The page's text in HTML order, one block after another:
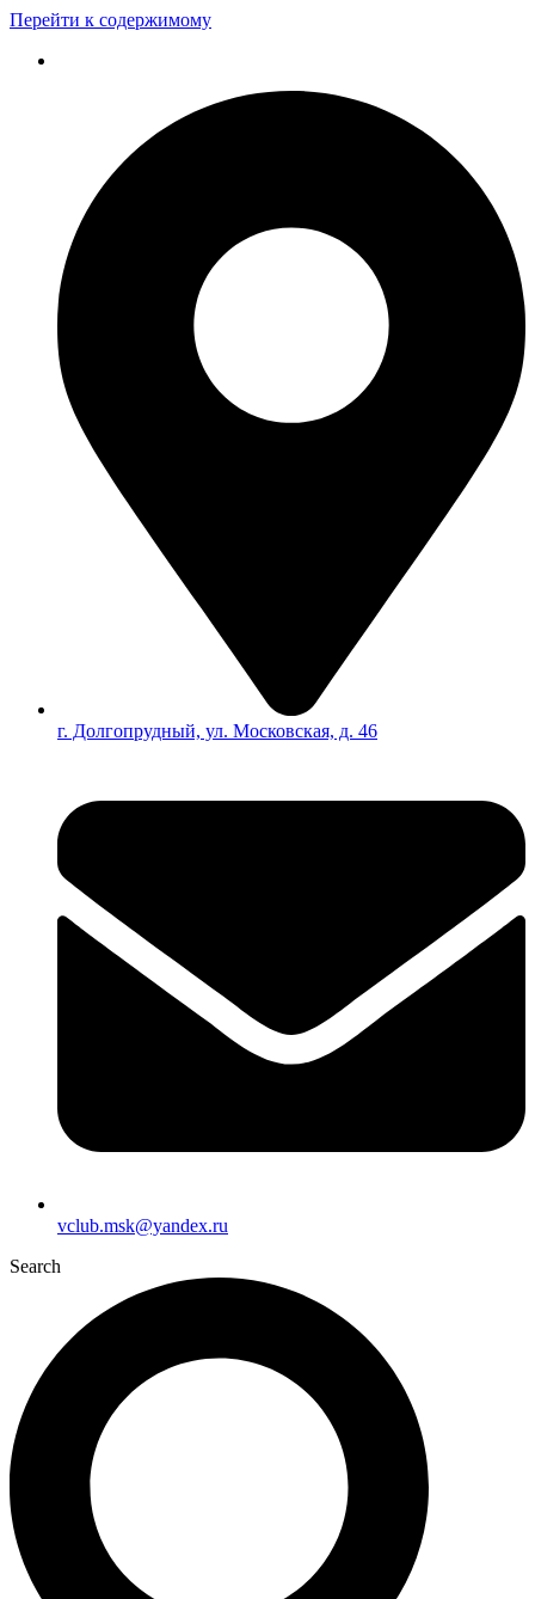
Перейти к содержимому
г. Долгопрудный, ул. Московская, д. 46
vclub.msk@yandex.ru
Search